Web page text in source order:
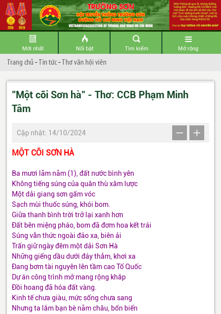
Mới nhất Nổi bật Tìm kiếm Mở rộng
Trang chủ -Tin tức-Thơ văn hội viên
"Một cõi Sơn hà" - Thơ: CCB Phạm Minh
Tâm
Cập nhật: 14/10/2024
MỘT CÕI SƠN HÀ
Ba mươi lăm năm (1), đất nước bình yên
Không tiếng súng của quân thù xâm lược
Một dải giang sơn gấm vóc
Sạch mùi thuốc súng, khói bom.
Giữa thanh bình trời trở lại xanh hơn
Đất bên miệng pháo, bom đã đơm hoa kết trái
Súng vẫn thức ngoài đảo xa, biên ải
Trấn giữ ngày đêm một dải Sơn Hà
Những giếng dầu dưới đáy thẳm, khơi xa
Đang bơm tài nguyên lên tầm cao Tổ Quốc
Dự án công trình mở mang rộng khắp
Đồi hoang đã hóa đất vàng.
Kinh tế chưa giàu, mức sống chưa sang
Nhưng ta lắm bạn bè năm châu, bốn biển